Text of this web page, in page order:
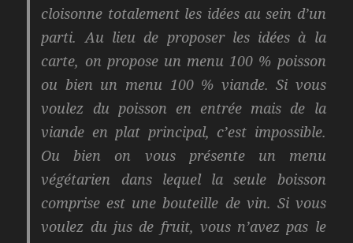
cloisonne totalement les idées au sein d’un
parti. Au lieu de proposer les idées à la
carte, on propose un menu 100 % poisson
ou bien un menu 100 % viande. Si vous
voulez du poisson en entrée mais de la
viande en plat principal, c’est impossible.
Ou bien on vous présente un menu
végétarien dans lequel la seule boisson
comprise est une bouteille de vin. Si vous
voulez du jus de fruit, vous n’avez pas le